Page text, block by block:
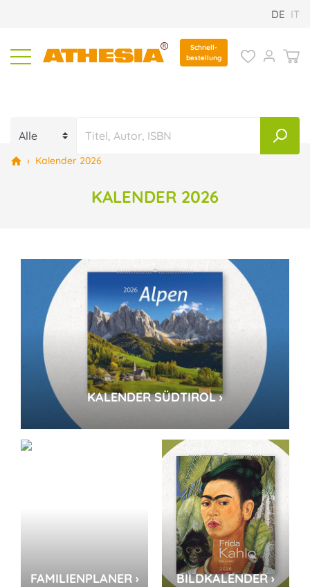
DE IT
Schnell-
bestellung
› Kalender 2026
KALENDER 2026
KALENDER SÜDTIROL ›
FAMILIENPLANER › BILDKALENDER ›